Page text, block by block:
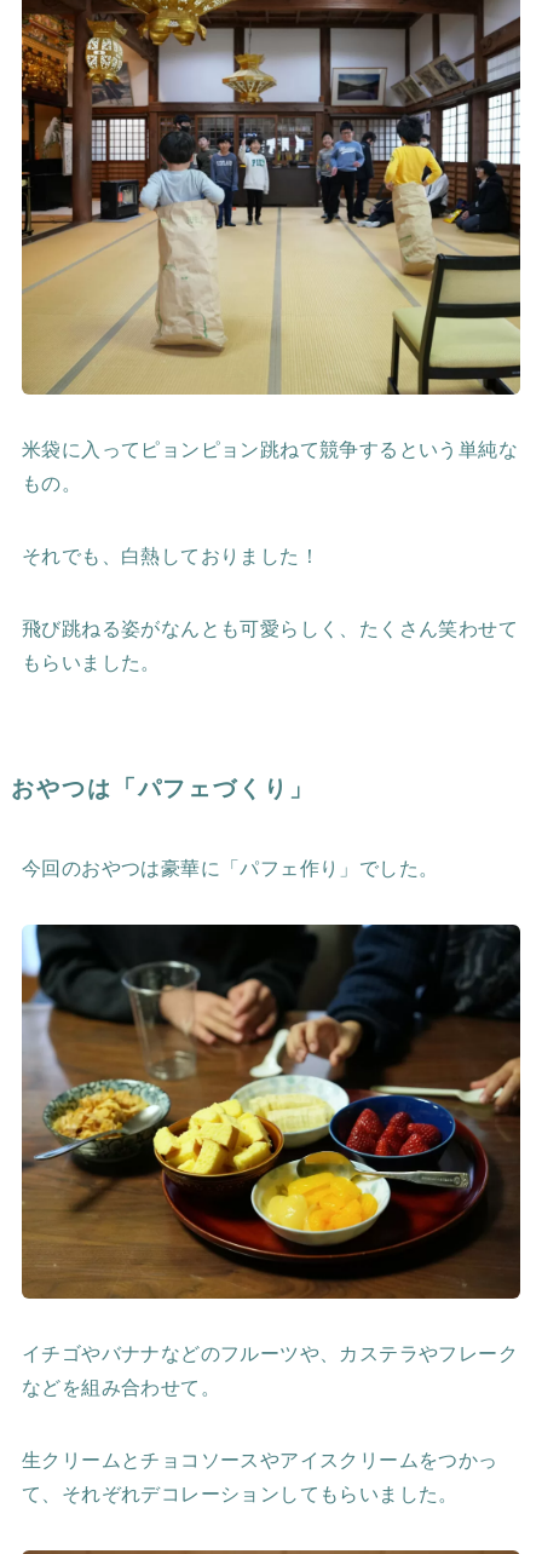
米袋に入ってピョンピョン跳ねて競争するという単純な
もの。
それでも、白熱しておりました！
飛び跳ねる姿がなんとも可愛らしく、たくさん笑わせて
もらいました。
おやつは「パフェづくり」
今回のおやつは豪華に「パフェ作り」でした。
イチゴやバナナなどのフルーツや、カステラやフレーク
などを組み合わせて。
生クリームとチョコソースやアイスクリームをつかっ
て、それぞれデコレーションしてもらいました。